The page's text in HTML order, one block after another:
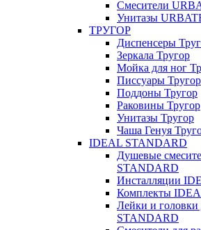
Смесители
Унитазы
ТРУГОР
Диспенсеры
Зеркала Тругор
Мойка для ног
Писсуары Тругор
Поддоны Тругор
Раковины Тругор
Унитазы Тругор
Чаша Генуя
IDEAL STANDARD
Душевые
STANDARD
Инсталляции
Комплекты
Лейки и
STANDARD